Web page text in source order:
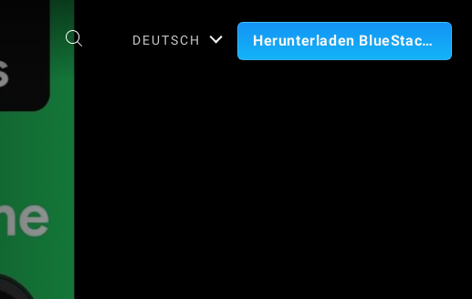
DEUTSCH Herunterladen BlueStacks